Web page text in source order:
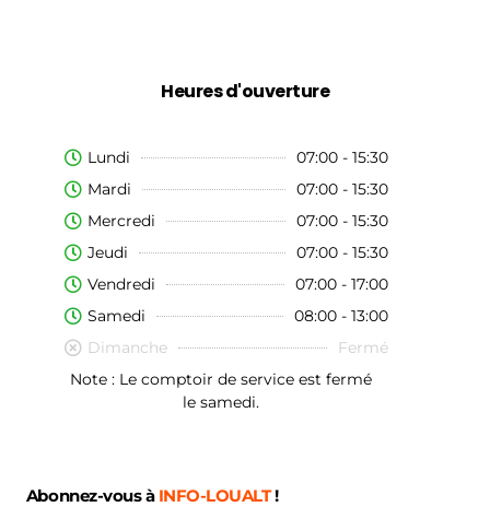
Heures d'ouverture
Lundi
07:00 - 15:30
Mardi
07:00 - 15:30
Mercredi
07:00 - 15:30
Jeudi
07:00 - 15:30
Vendredi
07:00 - 17:00
Samedi
08:00 - 13:00
Dimanche
Fermé
Note : Le comptoir de service est fermé
le samedi.
Abonnez-vous à INFO-LOUALT!